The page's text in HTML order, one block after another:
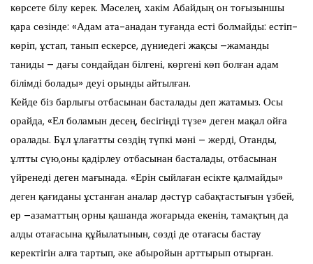
көрсете білу керек. Мәселең, хакім Абайдың он тоғызыншы
қара сөзінде: «Адам ата-анадан туғанда есті болмайды: естіп-
көріп, ұстап, танып ескерсе, дүниедегі жақсы –жаманды
таниды – дағы сондайдан білгені, көргені көп болған адам
білімді болады» деуі орынды айтылған.
Кейде біз барлығы отбасынан басталады деп жатамыз. Осы
орайда, «Ел боламын десең, бесігіңді түзе» деген мақал ойға
оралады. Бұл ұлағатты сөздің түпкі мәні – жерді, Отанды,
ұлтты сүю,оны қадірлеу отбасынан басталады, отбасынан
үйренеді деген мағынада. «Ерін сыйлаған есікте қалмайды»
деген қағиданы ұстанған аналар дәстүр сабақтастығын үзбей,
ер –азаматтың орны қашанда жоғарыда екенін, тамақтың да
алды отағасына құйылатынын, сөзді де отағасы бастау
керектігін алға тартып, әке абыройын арттырып отырған.